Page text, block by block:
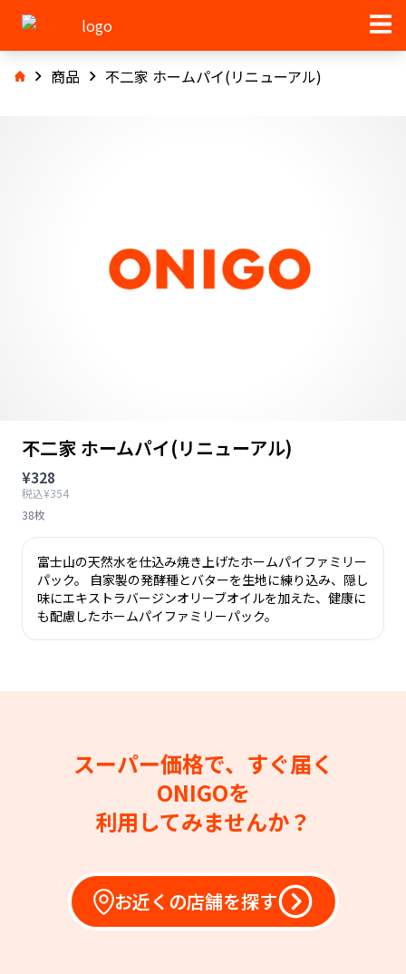
商品 不二家 ホームパイ(リニューアル)
不二家 ホームパイ(リニューアル)
¥328
税込¥354
38枚
富士山の天然水を仕込み焼き上げたホームパイファミリー
パック。 自家製の発酵種とバターを生地に練り込み、隠し
味にエキストラバージンオリーブオイルを加えた、健康に
も配慮したホームパイファミリーパック。
スーパー価格で、すぐ届く
ONIGOを
利用してみませんか？
お近くの店舗を探す